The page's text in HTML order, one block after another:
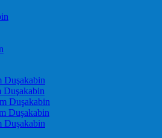
Duşakabin
Duşakabin
Duşakabin
Duşakabin
Duşakabin